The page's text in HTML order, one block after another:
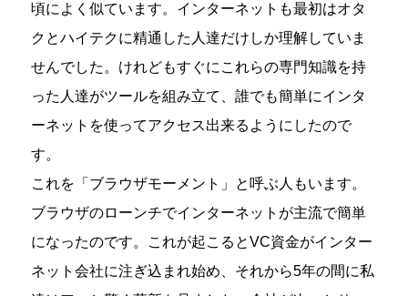
頃によく似ています。インターネットも最初はオタ
クとハイテクに精通した人達だけしか理解していま
せんでした。けれどもすぐにこれらの専門知識を持
った人達がツールを組み立て、誰でも簡単にインタ
ーネットを使ってアクセス出来るようにしたので
す。
これを「ブラウザモーメント」と呼ぶ人もいます。
ブラウザのローンチでインターネットが主流で簡単
になったのです。これが起こるとVC資金がインター
ネット会社に注ぎ込まれ始め、それから5年の間に私